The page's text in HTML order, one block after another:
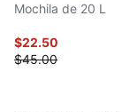
Mochila de 20 L
$22.50
$45.00